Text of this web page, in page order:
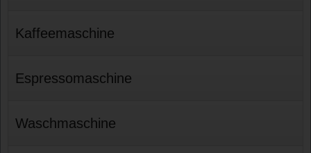
Kaffeemaschine
Espressomaschine
Waschmaschine